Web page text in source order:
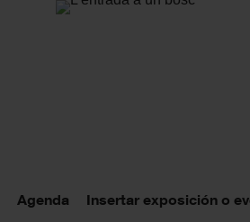
Agenda Insertar exposición o